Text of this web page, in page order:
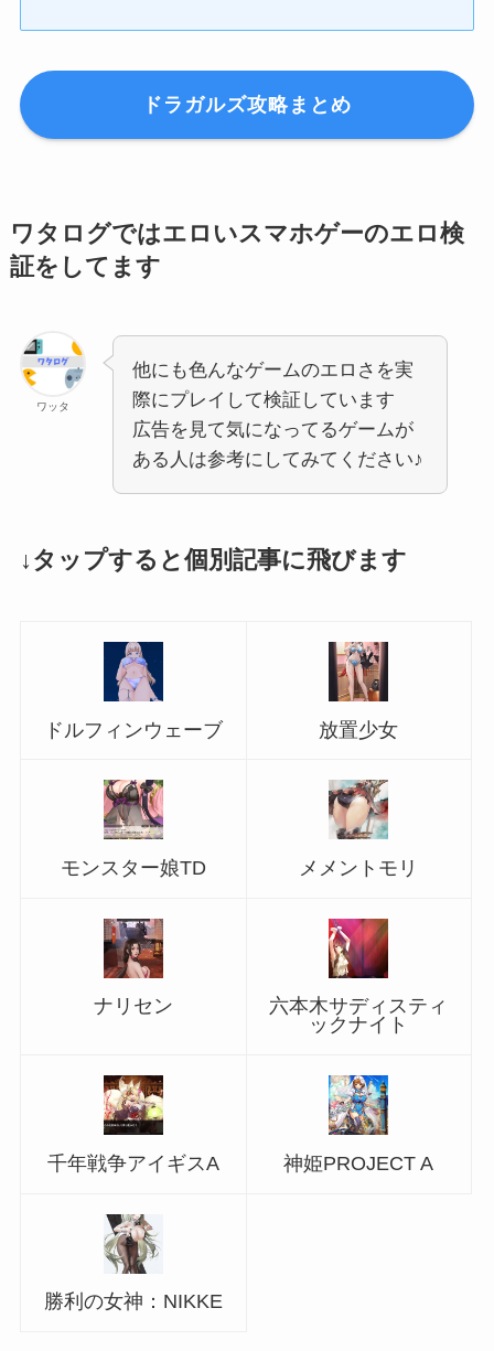
ドラガルズ攻略まとめ
ワタログではエロいスマホゲーのエロ検
証をしてます
ワッタ
他にも色んなゲームのエロさを実
際にプレイして検証しています
広告を見て気になってるゲームが
ある人は参考にしてみてください♪
↓タップすると個別記事に飛びます
ドルフィンウェーブ 放置少女
モンスター娘TD メメントモリ
ナリセン
六本木サディスティ
ックナイト
千年戦争アイギスA 神姫PROJECT A
勝利の女神：NIKKE